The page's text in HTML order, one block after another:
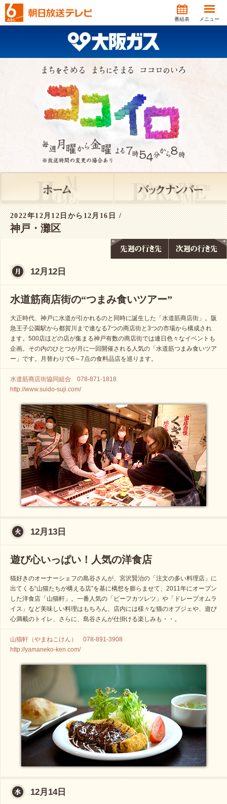
番組表 メニュー
2022年12月12日から12月16日 /
神戸・灘区
12月12日
水道筋商店街の“つまみ食いツアー”
大正時代、神戸に水道が引かれるのと同時に誕生した「水道筋商店街」。阪
急王子公園駅から都賀川まで連なる7つの商店街と3つの市場から構成され
ます。500店ほどの店が集まる神戸有数の商店街では連日色々なイベントも
企画。その内のひとつが月に一回開催される人気の「水道筋つまみ食いツア
ー」です。月替わりで6～7点の食料品店を巡ります。
水道筋商店街協同組合 078-871-1818
http://www.suido-suji.com/
12月13日
遊び心いっぱい！人気の洋食店
猫好きのオーナーシェフの島谷さんが、宮沢賢治の「注文の多い料理店」に
出てくる“山猫たちが構える店”を基に構想を膨らませて、2011年にオープン
した洋食店「山猫軒」。一番人気の「ビーフカツレツ」や「ドレープオムラ
イス」など美味しい料理はもちろん、店内には様々な猫のオブジェや、遊び
心満載のトイレ、さらに、島谷さんが仕掛ける楽しみも・・。
山猫軒（やまねこけん） 078-891-3908
http://yamaneko-ken.com/
12月14日